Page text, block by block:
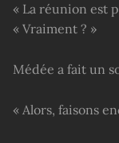
« La réunion est
« Vraiment ? »
Médée a fait un
« Alors, faisons